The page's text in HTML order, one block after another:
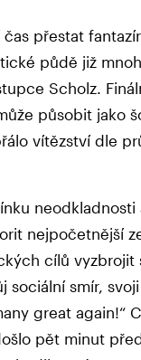
čas přestat
půdě již
Scholz.
působit jako
vítězství dle
neodkladnosti
nejpočetnější
cílů vyzbrojit
sociální smír,
great again!“
pět minut